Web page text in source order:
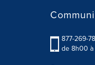
877-269-
de 8h00